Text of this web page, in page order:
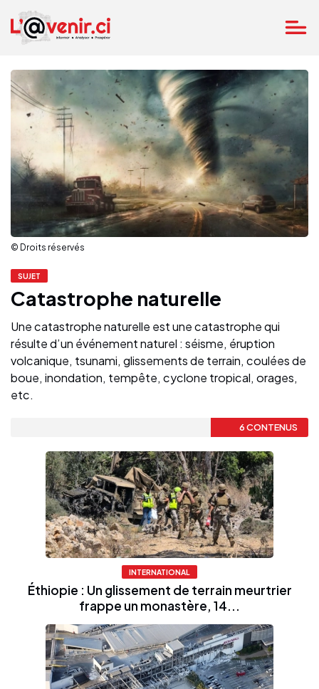
© Droits réservés
SUJET
Catastrophe naturelle
Une catastrophe naturelle est une catastrophe qui
résulte d’un événement naturel : séisme, éruption
volcanique, tsunami, glissements de terrain, coulées de
boue, inondation, tempête, cyclone tropical, orages,
etc.
6 CONTENUS
INTERNATIONAL
Éthiopie : Un glissement de terrain meurtrier
frappe un monastère, 14...